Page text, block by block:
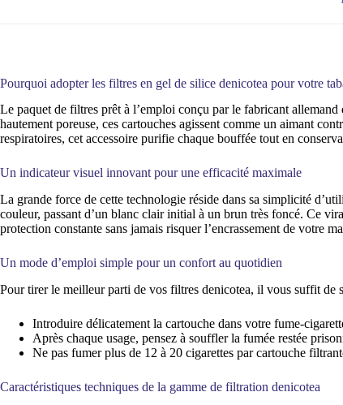
Pourquoi adopter les filtres en gel de silice denicotea pour votre
Le paquet de filtres prêt à l’emploi conçu par le fabricant
hautement poreuse, ces cartouches agissent comme un aimant
respiratoires, cet accessoire purifie chaque bouffée tout en
Un indicateur visuel innovant pour une efficacité maximale
La grande force de cette technologie réside dans sa simplicité
couleur, passant d’un blanc clair initial à un brun très foncé. Ce
protection constante sans jamais risquer l’encrassement de votre
Un mode d’emploi simple pour un confort au quotidien
Pour tirer le meilleur parti de vos filtres denicotea, il vous suffit de
Introduire délicatement la cartouche dans votre fume-
Après chaque usage, pensez à souffler la fumée restée
Ne pas fumer plus de 12 à 20 cigarettes par cartouche
Caractéristiques techniques de la gamme de filtration denicotea